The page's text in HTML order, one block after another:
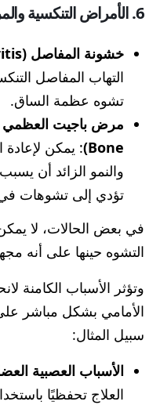
6. الأمراض التنكسية والمرضية
خشونة المفاصل (Osteoarthritis)
التهاب المفاصل
تشوه عظمة الساق.
Bone) : يمكن لإعادة
والنمو الزائد أن
تؤدي إلى تشوهات
في بعض الحالات، لا
التشوه حينها على أنه
وتؤثر الأسباب الكامنة
الأمامي بشكل مباشر
سبيل المثال:
الأسباب العصبية
العلاج تحفظيًا